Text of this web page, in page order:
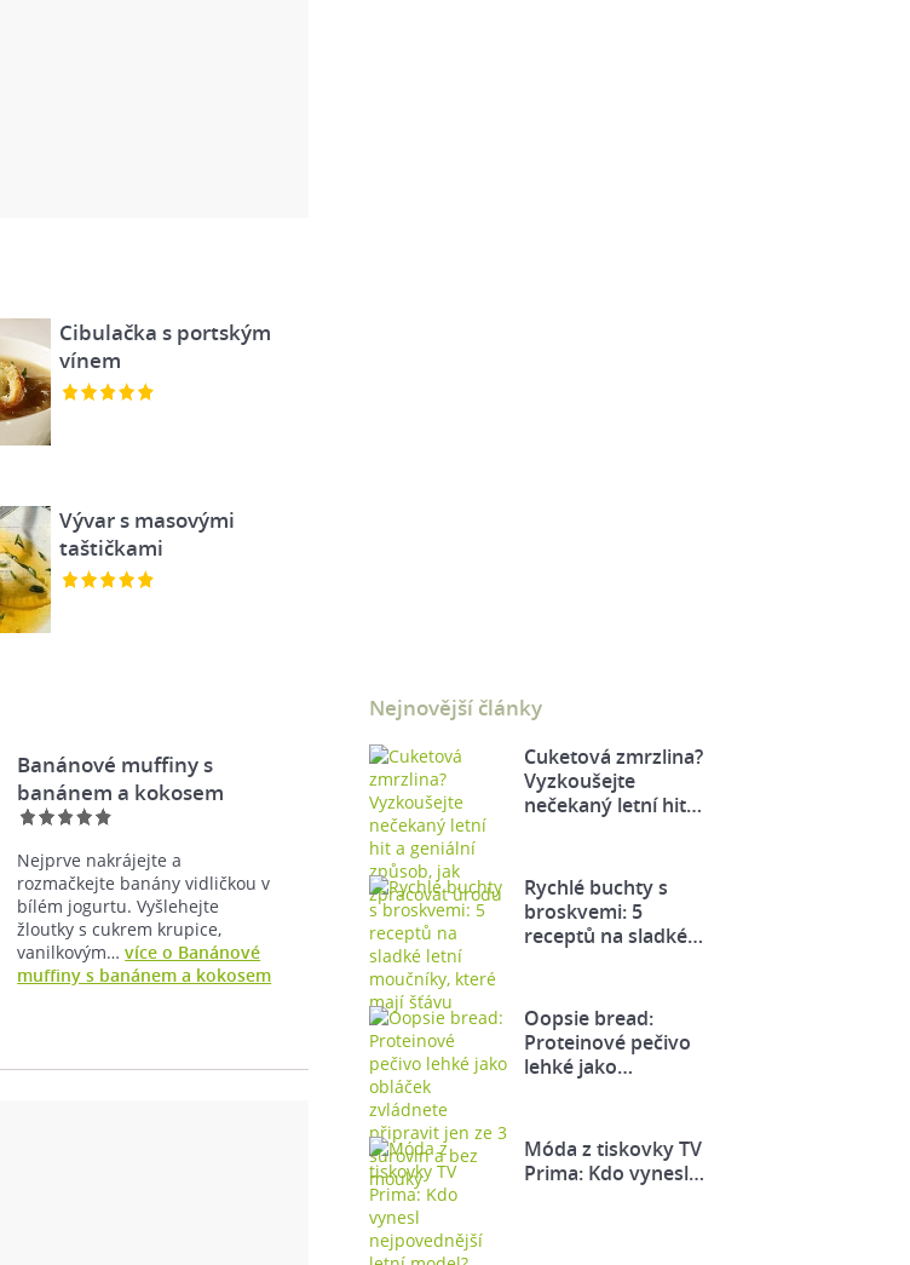
Cibulačka s portským
vínem
Vývar s masovými
taštičkami
Banánové muffiny s
banánem a kokosem
Nejprve nakrájejte a
rozmačkejte banány vidličkou v
bílém jogurtu. Vyšlehejte
žloutky s cukrem krupice,
vanilkovým…více o Banánové
muffiny s banánem a kokosem
Nejnovější články
Cuketová zmrzlina?
Vyzkoušejte
nečekaný letní hit…
Rychlé buchty s
broskvemi: 5
receptů na sladké…
Oopsie bread:
Proteinové pečivo
lehké jako…
Móda z tiskovky TV
Prima: Kdo vynesl…